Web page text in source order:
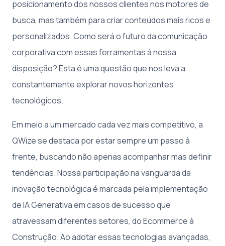
posicionamento dos nossos clientes nos motores de
busca, mas também para criar conteúdos mais ricos e
personalizados. Como será o futuro da comunicação
corporativa com essas ferramentas à nossa
disposição? Esta é uma questão que nos leva a
constantemente explorar novos horizontes
tecnológicos.
Em meio a um mercado cada vez mais competitivo, a
QWize se destaca por estar sempre um passo à
frente, buscando não apenas acompanhar mas definir
tendências. Nossa participação na vanguarda da
inovação tecnológica é marcada pela implementação
de IA Generativa em casos de sucesso que
atravessam diferentes setores, do Ecommerce à
Construção. Ao adotar essas tecnologias avançadas,